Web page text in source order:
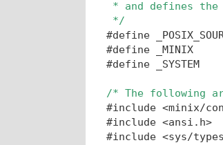
* and defines
*/
#define
#define _MINIX
#define _SYSTEM
/* The following
#include <minix/
#include
#include <sys/